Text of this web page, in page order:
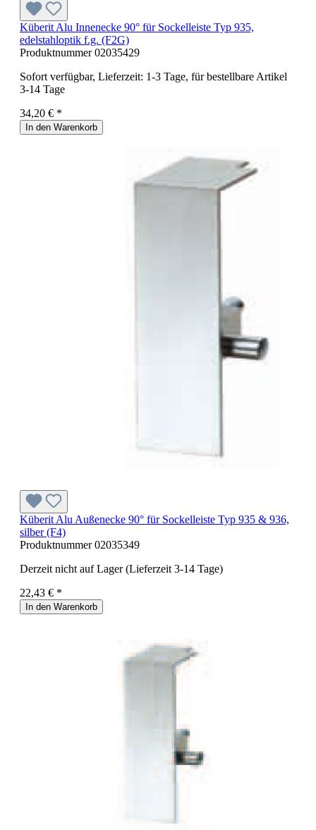
Küberit Alu Innenecke 90° für Sockelleiste Typ 935,
edelstahloptik f.g. (F2G)
Produktnummer02035429
Sofort verfügbar, Lieferzeit: 1-3 Tage, für bestellbare Artikel
3-14 Tage
34,20 € *
In den Warenkorb
Küberit Alu Außenecke 90° für Sockelleiste Typ 935 & 936,
silber (F4)
Produktnummer02035349
Derzeit nicht auf Lager (Lieferzeit 3-14 Tage)
22,43 € *
In den Warenkorb